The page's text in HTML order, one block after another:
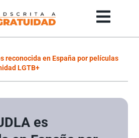
reconocida en España por películas
LGTB+
es